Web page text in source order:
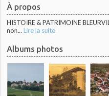
À propos
HISTOIRE & PATRIMOINE
non... Lire la suite
Albums photos